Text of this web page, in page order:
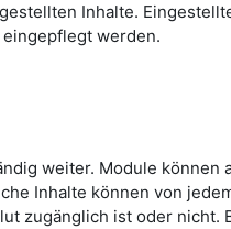
Inhalte.
werden.
weiter. Module
Inhalte können von
zugänglich ist oder